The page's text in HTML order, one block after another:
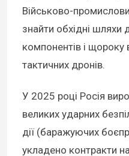
Військово-
знайти обхідні шляхи
компонентів і щороку
тактичних дронів.
У 2025 році Росія
великих ударних
дії (баражуючих
укладено контракти